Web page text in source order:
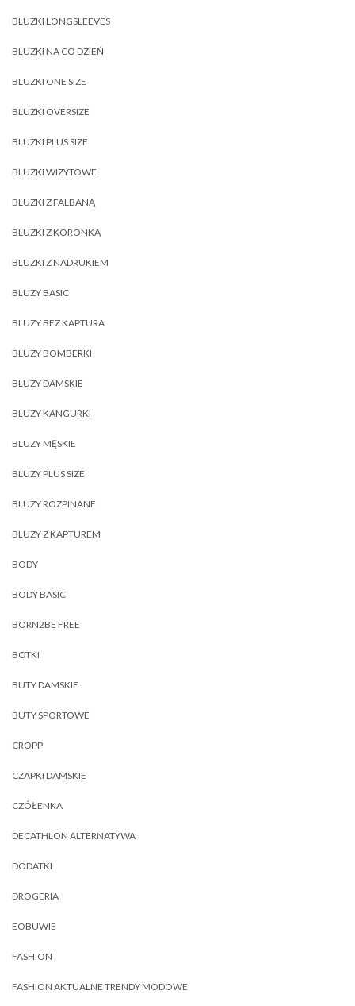
BLUZKI LONGSLEEVES
BLUZKI NA CO DZIEŃ
BLUZKI ONE SIZE
BLUZKI OVERSIZE
BLUZKI PLUS SIZE
BLUZKI WIZYTOWE
BLUZKI Z FALBANĄ
BLUZKI Z KORONKĄ
BLUZKI Z NADRUKIEM
BLUZY BASIC
BLUZY BEZ KAPTURA
BLUZY BOMBERKI
BLUZY DAMSKIE
BLUZY KANGURKI
BLUZY MĘSKIE
BLUZY PLUS SIZE
BLUZY ROZPINANE
BLUZY Z KAPTUREM
BODY
BODY BASIC
BORN2BE FREE
BOTKI
BUTY DAMSKIE
BUTY SPORTOWE
CROPP
CZAPKI DAMSKIE
CZÓŁENKA
DECATHLON ALTERNATYWA
DODATKI
DROGERIA
EOBUWIE
FASHION
FASHION AKTUALNE TRENDY MODOWE